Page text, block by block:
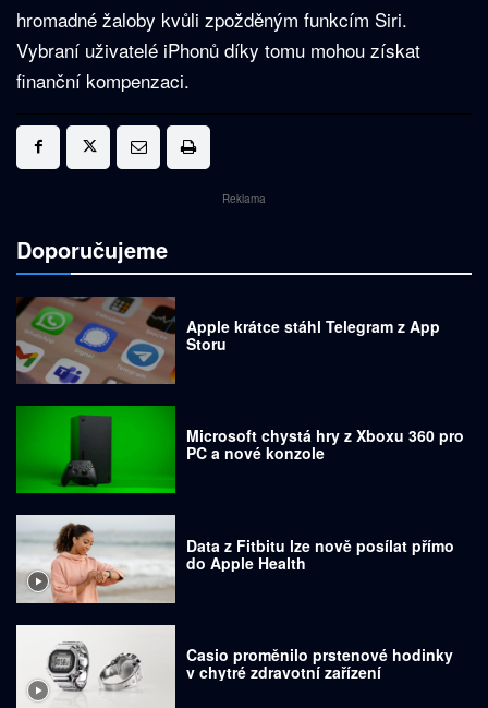
hromadné žaloby kvůli zpožděným funkcím Siri.
Vybraní uživatelé iPhonů díky tomu mohou získat
finanční kompenzaci.
Reklama
Doporučujeme
Apple krátce stáhl Telegram z App
Storu
Microsoft chystá hry z Xboxu 360 pro
PC a nové konzole
Data z Fitbitu lze nově posílat přímo
do Apple Health
Casio proměnilo prstenové hodinky
v chytré zdravotní zařízení